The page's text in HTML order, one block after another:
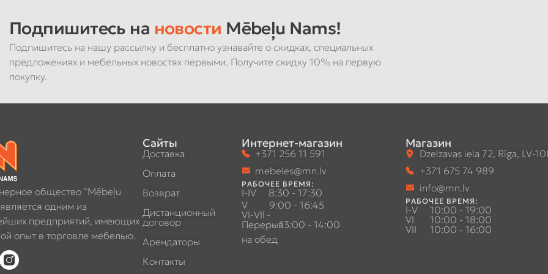
Подпишитесь на новости Mēbeļu Nams!
Подпишитесь на нашу рассылку и бесплатно узнавайте о скидках, специальных
предложениях и мебельных новостях первыми. Получите скидку 10% на первую
покупку.
общество "Mēbeļu
одним из
предприятий, имеющих
опыт в торговле мебелью.
Сайты
Доставка
Оплата
Возврат
Дистанционный
договор
Арендаторы
Контакты
Интернет-магазин
+371 256 11 591
mebeles@mn.lv
РАБОЧЕЕ ВРЕМЯ:
I-IV
8:30 - 17:30
V
9:00 - 16:45
VI-VII -
Перерыв
на обед
13:00 - 14:00
Магазин
Dzelzavas iela 72, Rīga, LV-
+371 675 74 989
info@mn.lv
РАБОЧЕЕ ВРЕМЯ:
I-V
10:00 - 19:00
VI
10:00 - 18:00
VII
10:00 - 16:00